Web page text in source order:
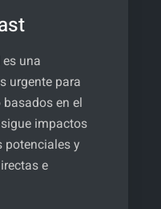
es una
urgente para
en el
impactos
potenciales y
e